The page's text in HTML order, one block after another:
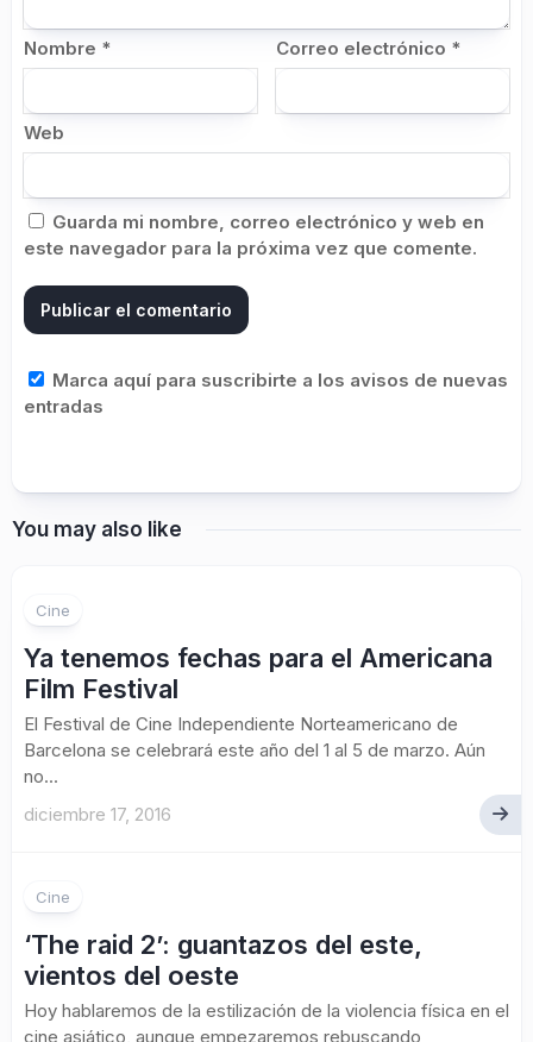
Nombre * Correo electrónico *
Web
Guarda mi nombre, correo electrónico y web en
este navegador para la próxima vez que comente.
Marca aquí para suscribirte a los avisos de nuevas
entradas
You may also like
Cine
Ya tenemos fechas para el Americana
Film Festival
El Festival de Cine Independiente Norteamericano de
Barcelona se celebrará este año del 1 al 5 de marzo. Aún
no...
diciembre 17, 2016
Cine
‘The raid 2’: guantazos del este,
vientos del oeste
Hoy hablaremos de la estilización de la violencia física en el
cine asiático, aunque empezaremos rebuscando